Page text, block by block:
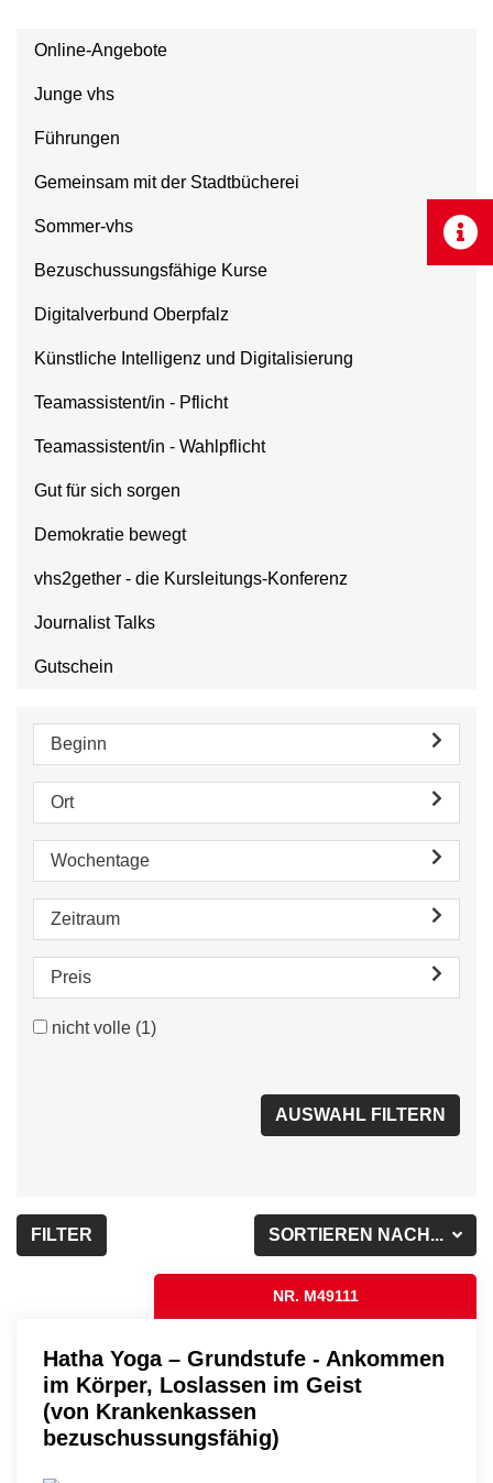
Online-Angebote
Junge vhs
Führungen
Gemeinsam mit der Stadtbücherei
Sommer-vhs
Bezuschussungsfähige Kurse
Digitalverbund Oberpfalz
Künstliche Intelligenz und Digitalisierung
Teamassistent/in - Pflicht
Teamassistent/in - Wahlpflicht
Gut für sich sorgen
Demokratie bewegt
vhs2gether - die Kursleitungs-Konferenz
Journalist Talks
Gutschein
Beginn
Ort
Wochentage
Zeitraum
Preis
nicht volle (1)
SORTIEREN NACH...
FILTER
NR. M49111
Hatha Yoga – Grundstufe - Ankommen
im Körper, Loslassen im Geist
(von Krankenkassen
bezuschussungsfähig)